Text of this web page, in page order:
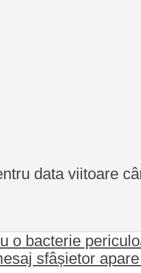
data viitoare
o bacterie
sfâșietor